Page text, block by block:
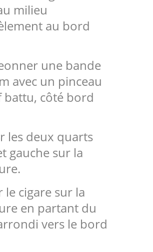
milieu
au bord
une bande
avec un pinceau
battu, côté bord
les deux quarts
gauche sur la
le cigare sur la
en partant du
vers le bord